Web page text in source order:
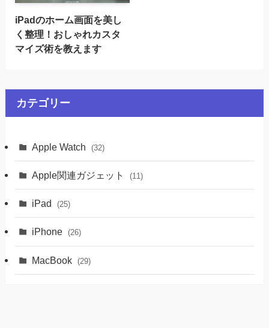
iPadのホーム画面を美し
く整理！おしゃれカスタ
マイズ術を教えます
カテゴリー
Apple Watch (32)
Apple関連ガジェット (11)
iPad (25)
iPhone (26)
MacBook (29)